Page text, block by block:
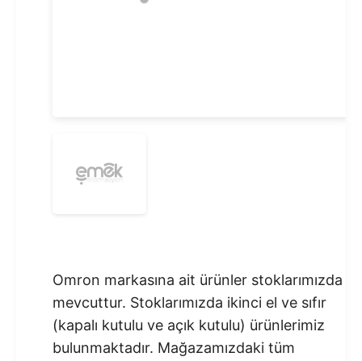
Omron markasına ait ürünler stoklarımızda
mevcuttur. Stoklarımızda ikinci el ve sıfır
(kapalı kutulu ve açık kutulu) ürünlerimiz
bulunmaktadır.​ Mağazamızdaki tüm